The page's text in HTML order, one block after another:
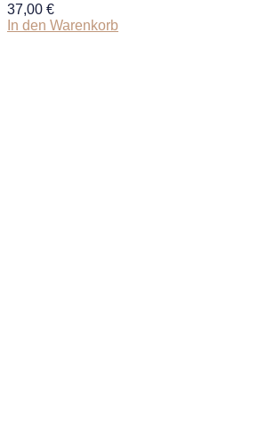
37,00 €
In den Warenkorb